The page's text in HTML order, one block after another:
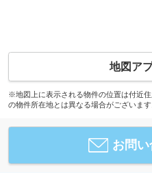
地図ア
※地図上に表示される物件の位置は付近
の物件所在地とは異なる場合がございます
お問